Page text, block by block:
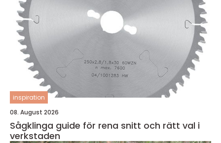
inspiration
08. August 2026
Sågklinga guide för rena snitt och rätt val i
verkstaden